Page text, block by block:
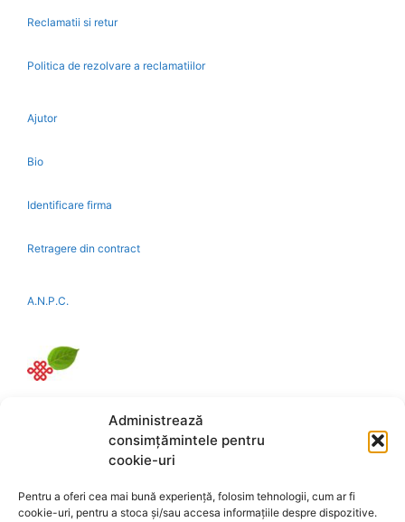
Administrează
consimțămintele pentru
cookie-uri
Pentru a oferi cea mai bună experiență, folosim tehnologii, cum ar fi
cookie-uri, pentru a stoca și/sau accesa informațiile despre dispozitive.
Reclamatii si retur
Politica de rezolvare a reclamatiilor
Ajutor
Bio
Identificare firma
Retragere din contract
A.N.P.C.
Link-uri utile:magazin-fengshui.ro
bijuteriilor.com-talismane-amulete.com-